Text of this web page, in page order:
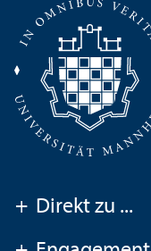
+ Direkt zu ...